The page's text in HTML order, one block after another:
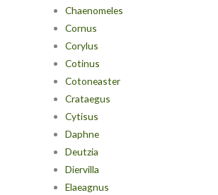
Chaenomeles
Cornus
Corylus
Cotinus
Cotoneaster
Crataegus
Cytisus
Daphne
Deutzia
Diervilla
Elaeagnus